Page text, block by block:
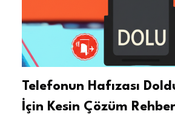
Telefonun Hafızası
İçin Kesin Çözüm